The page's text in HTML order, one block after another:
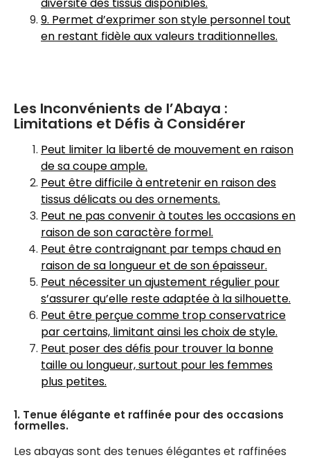
9. Permet d’exprimer son style personnel tout
en restant fidèle aux valeurs traditionnelles.
Les Inconvénients de l’Abaya :
Limitations et Défis à Considérer
Peut limiter la liberté de mouvement en raison
de sa coupe ample.
Peut être difficile à entretenir en raison des
tissus délicats ou des ornements.
Peut ne pas convenir à toutes les occasions en
raison de son caractère formel.
Peut être contraignant par temps chaud en
raison de sa longueur et de son épaisseur.
Peut nécessiter un ajustement régulier pour
s’assurer qu’elle reste adaptée à la silhouette.
Peut être perçue comme trop conservatrice
par certains, limitant ainsi les choix de style.
Peut poser des défis pour trouver la bonne
taille ou longueur, surtout pour les femmes
plus petites.
1. Tenue élégante et raffinée pour des occasions
formelles.
Les abayas sont des tenues élégantes et raffinées